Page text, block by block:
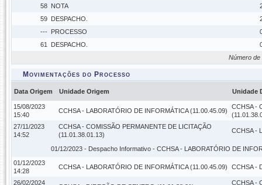
58 NOTA
59 DESPACHO.
--- PROCESSO
61
DESPACHO.
Número
Movimentações do Processo
Data Origem Unidade Origem Unidade
15/08/2023
15:40
CCHSA - LABORATÓRIO DE INFORMÁTICA (11.00.45.09)
CCHSA -
27/11/2023
14:52
CCHSA - COMISSÃO PERMANENTE DE LICITAÇÃO
(11.01.38.01.13)
CCHSA -
01/12/2023 - Despacho Informativo - CCHSA - LABORATÓRIO DE
01/12/2023
14:28
CCHSA - LABORATÓRIO DE INFORMÁTICA (11.00.45.09) CCHSA -
26/02/2024
CCHSA -